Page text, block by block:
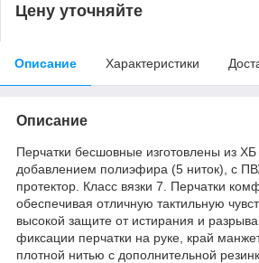
Цену уточняйте
Описание Характеристики
Описание
Перчатки бесшовные изготовлены из ХБ
добавлением полиэфира (5 ниток), с
протектор. Класс вязки 7. Перчатки
обеспечивая отличную тактильную
высокой защите от истирания и
фиксации перчатки на руке, край
плотной нитью с дополнительной